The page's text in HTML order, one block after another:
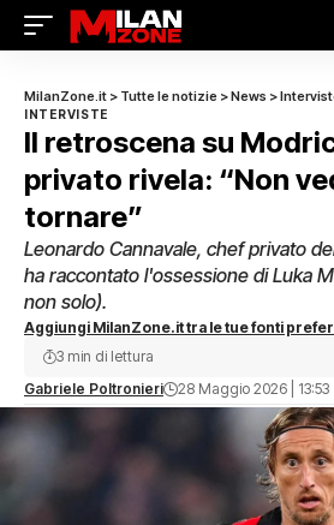
MilanZone.it > Tutte le notizie >News >
INTERVISTE
Il retroscena su
privato rivela: “Non
tornare”
Leonardo Cannavale, chef privato
ha raccontato l'ossessione di Luka
non solo).
Aggiungi MilanZone.it tra le tue fonti
Gabriele Poltronieri 28 Maggio 2026 | 13:53
3 min di lettura